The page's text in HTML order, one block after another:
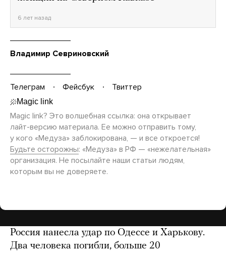
6 лет назад
Владимир Севриновский
Телеграм Фейсбук Твиттер
Magic link? Это волшебная ссылка: она открывает
лайт-версию материала. Ее можно отправить тому,
у кого «Медуза» заблокирована, — и все откроется!
Будьте осторожны: «Медуза» в РФ — «нежелательная»
организация. Не посылайте наши статьи людям,
которым вы не доверяете.
Россия нанесла удар по Одессе и Харькову.
Два человека погибли, больше 20